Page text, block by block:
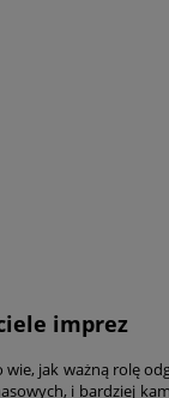
imprez
jak ważną rolę
i bardziej